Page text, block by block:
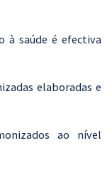
à saúde é efectiva
elaboradas e
ao nível